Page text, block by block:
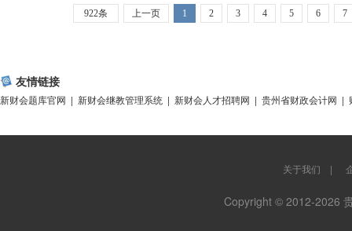
922条 上一页 1 2 3 4 5 6 7
友情链接
新财会题库官网 | 新财会继教管理系统 | 新财会人才招聘网 | 贵州省财政会计网 |
关于我们 |
Copyright © 2012-2026